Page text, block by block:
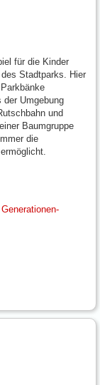
für die Kinder
Stadtparks. Hier
der Umgebung
und
Baumgruppe
die
Generationen-